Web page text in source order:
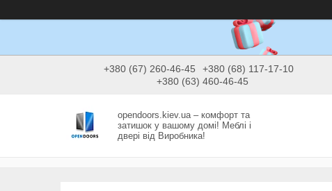
+380 (67) 260-46-45
+380 (68) 117-17-10
+380 (63) 460-46-45
opendoors.kiev.ua – комфорт та
затишок у вашому домі! Меблі і
двері від Виробника!